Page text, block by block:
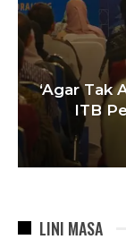
‘Agar Tak
ITB
LINI MASA